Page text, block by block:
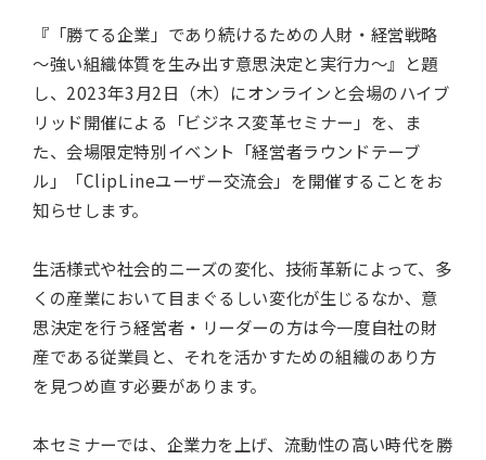
『「勝てる企業」であり続けるための人財・経営戦略
～強い組織体質を生み出す意思決定と実行力～』と題
し、2023年3月2日（木）にオンラインと会場のハイブ
リッド開催による「ビジネス変革セミナー」を、ま
た、会場限定特別イベント「経営者ラウンドテーブ
ル」「ClipLineユーザー交流会」を開催することをお
知らせします。
生活様式や社会的ニーズの変化、技術革新によって、多
くの産業において目まぐるしい変化が生じるなか、意
思決定を行う経営者・リーダーの方は今一度自社の財
産である従業員と、それを活かすための組織のあり方
を見つめ直す必要があります。
本セミナーでは、企業力を上げ、流動性の高い時代を勝